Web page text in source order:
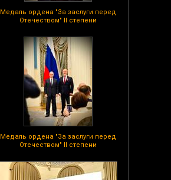
Медаль ордена "За заслуги перед
Отечеством" II степени
Медаль ордена "За заслуги перед
Отечеством" II степени